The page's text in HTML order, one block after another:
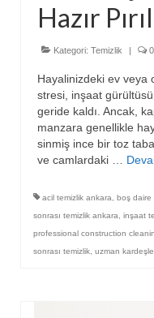
Hazır
Kategori: Temizlik | 0
Hayalinizdeki ev veya
stresi, inşaat
geride kaldı. Ancak,
manzara genellikle
sinmiş ince bir toz
ve camlardaki …
acil temizlik ankara boş daire
sonrası temizlik ankara
inşaat
professional construction
sonrası temizlik uzman